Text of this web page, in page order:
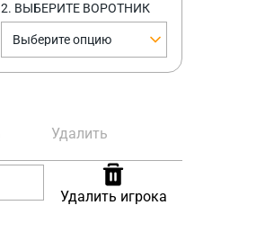
2. ВЫБЕРИТЕ ВОРОТНИК
Выберите опцию
Удалить
Удалить игрока